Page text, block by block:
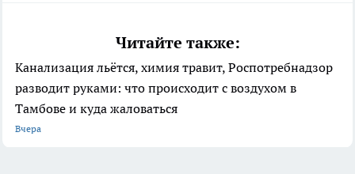
Читайте также:
Канализация льётся, химия травит, Роспотребнадзор
разводит руками: что происходит с воздухом в
Тамбове и куда жаловаться
Вчера